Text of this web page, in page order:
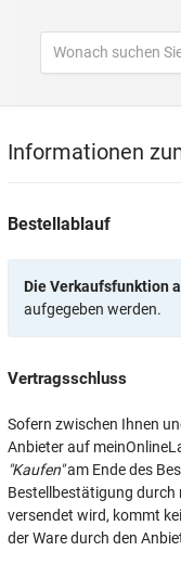
Informationen
Bestellablauf
Die Verkaufsfunktion
aufgegeben werden.
Vertragsschluss
Sofern zwischen Ihnen
Anbieter auf
"Kaufen"am Ende des
Bestellbestätigung durch
versendet wird, kommt
der Ware durch den